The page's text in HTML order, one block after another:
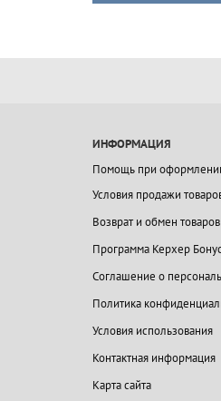
ИНФОРМАЦИЯ
Помощь при
Условия продажи
Возврат и обмен товаров
Программа Керхер
Соглашение о
Политика
Условия использования
Контактная информация
Карта сайта